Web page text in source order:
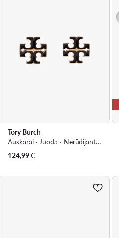
Tory Burch
Auskarai · Juoda · Nerūdijantis plienas
124,99€